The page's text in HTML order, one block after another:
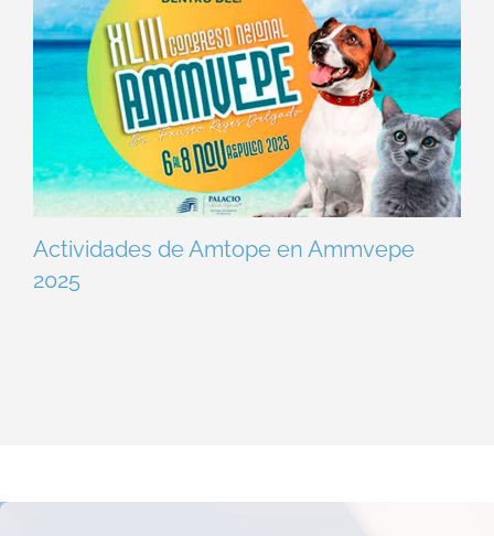
Actividades de Amtope en Ammvepe
2025